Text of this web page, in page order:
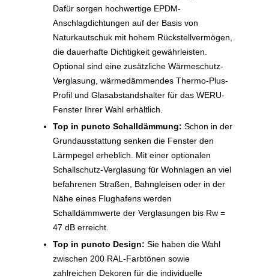
Dafür sorgen hochwertige EPDM-
Anschlagdichtungen auf der Basis von
Naturkautschuk mit hohem Rückstellvermögen,
die dauerhafte Dichtigkeit gewährleisten.
Optional sind eine zusätzliche Wärmeschutz-
Verglasung, wärmedämmendes Thermo-Plus-
Profil und Glasabstandshalter für das WERU-
Fenster Ihrer Wahl erhältlich.
Top in puncto Schalldämmung: Schon in der
Grundausstattung senken die Fenster den
Lärmpegel erheblich. Mit einer optionalen
Schallschutz-Verglasung für Wohnlagen an viel
befahrenen Straßen, Bahngleisen oder in der
Nähe eines Flughafens werden
Schalldämmwerte der Verglasungen bis Rw =
47 dB erreicht.
Top in puncto Design: Sie haben die Wahl
zwischen 200 RAL-Farbtönen sowie
zahlreichen Dekoren für die individuelle